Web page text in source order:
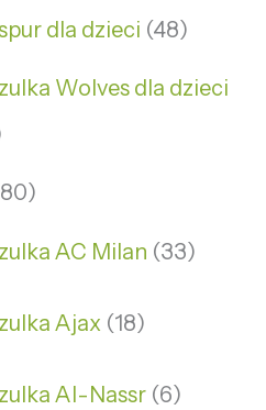
dla dzieci 48
Wolves dla dzieci
AC Milan 33
Ajax 18
Al-Nassr 6